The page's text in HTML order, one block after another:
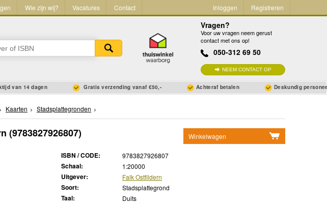
Wie zijn wij? Vacatures Contact Inloggen Registreren
Vragen?
Voor uw vragen neem gerust
contact met ons op!
050-312 69 50
NEEM CONTACT OP
van 14 dagen Gratis verzending vanaf €50,- Achteraf betalen Deskundig
Kaarten Stadsplattegronden
Winkelwagen
(9783827926807)
ISBN / CODE: 9783827926807
Schaal: 1:20000
Uitgever: Falk Ostfildern
Soort: Stadsplattegrond
Taal: Duits